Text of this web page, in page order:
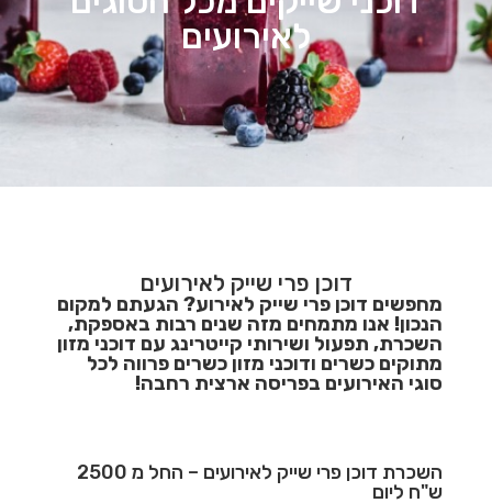
לאירועים
דוכן פרי שייק לאירועים
מחפשים דוכן פרי שייק לאירוע? הגעתם למקום
הנכון! אנו מתמחים מזה שנים רבות באספקת,
השכרת, תפעול ושירותי קייטרינג עם דוכני מזון
מתוקים כשרים ודוכני מזון כשרים פרווה לכל
סוגי האירועים בפריסה ארצית רחבה!
השכרת דוכן פרי שייק לאירועים – החל מ 2500
ש"ח ליום